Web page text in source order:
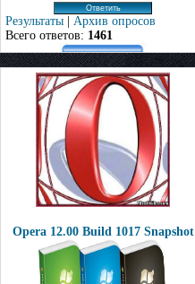
Результаты | Архив опросов
Всего ответов: 1461
Opera 12.00 Build 1017 Snapshot